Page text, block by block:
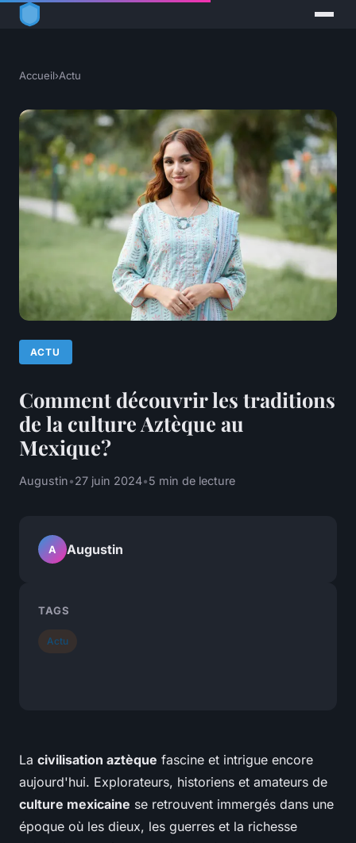
Accueil›Actu
ACTU
Comment découvrir les traditions
de la culture Aztèque au
Mexique?
Augustin•27 juin 2024•5 min de lecture
La civilisation aztèque fascine et intrigue encore
aujourd'hui. Explorateurs, historiens et amateurs de
culture mexicaine se retrouvent immergés dans une
époque où les dieux, les guerres et la richesse
A Augustin
TAGS
Actu